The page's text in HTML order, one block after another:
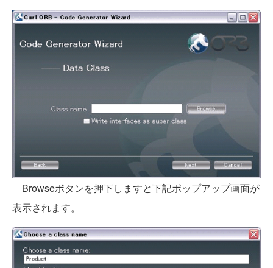
Browseボタンを押下しますと下記ポップアップ画面が
表示されます。